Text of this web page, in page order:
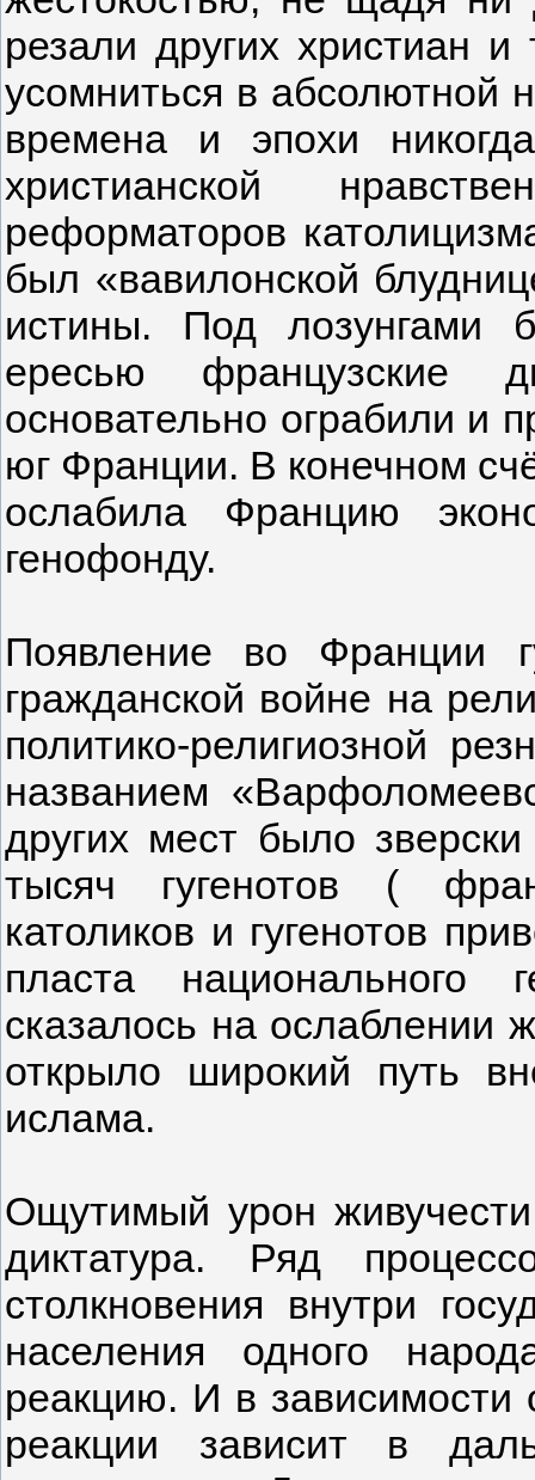
резали других христиан
усомниться в абсолютной
времена и эпохи
христианской
реформаторов
был «вавилонской
истины. Под лозунгами
ересью французские
основательно ограбили и
юг Франции. В конечном
ослабила Францию
генофонду.
Появление во Франции
гражданской войне на
политико-религиозной
названием
других мест было
тысяч гугенотов (
католиков и гугенотов
пласта
сказалось на ослаблении
открыло широкий путь
ислама.
Ощутимый урон
диктатура. Ряд
столкновения внутри
населения одного
реакцию. И в
реакции зависит в